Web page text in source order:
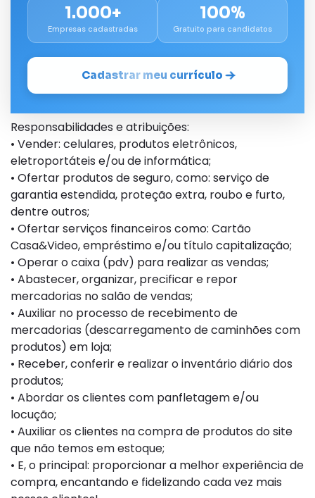
1.000+
Empresas cadastradas
100%
Gratuito para candidatos
Cadastrar meu currículo
Responsabilidades e atribuições:
• Vender: celulares, produtos eletrônicos,
eletroportáteis e/ou de informática;
• Ofertar produtos de seguro, como: serviço de
garantia estendida, proteção extra, roubo e furto,
dentre outros;
• Ofertar serviços financeiros como: Cartão
Casa&Video, empréstimo e/ou título capitalização;
• Operar o caixa (pdv) para realizar as vendas;
• Abastecer, organizar, precificar e repor
mercadorias no salão de vendas;
• Auxiliar no processo de recebimento de
mercadorias (descarregamento de caminhões com
produtos) em loja;
• Receber, conferir e realizar o inventário diário dos
produtos;
• Abordar os clientes com panfletagem e/ou
locução;
• Auxiliar os clientes na compra de produtos do site
que não temos em estoque;
• E, o principal: proporcionar a melhor experiência de
compra, encantando e fidelizando cada vez mais